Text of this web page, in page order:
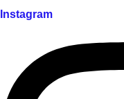
Instagram